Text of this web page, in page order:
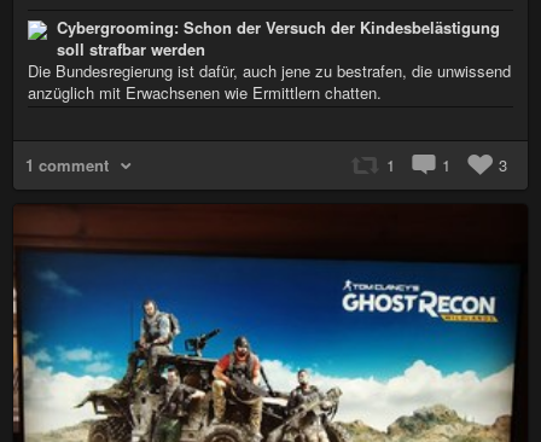
Cybergrooming: Schon der Versuch der Kindesbelästigung
soll strafbar werden
Die Bundesregierung ist dafür, auch jene zu bestrafen, die unwissend
anzüglich mit Erwachsenen wie Ermittlern chatten.
1 comment 1 1 3